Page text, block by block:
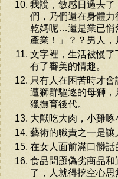
我說，敏感日過去
們，乃們還在身體
乾媽呢…還是業已悄
產業！」？？男人，
文字裡，生活被慢
有了審美的情趣。
只有人在困苦時才
遭獅群驅逐的母獅
獵撫育後代。
大獸吃大肉，小雞
藝術的職責之一是讓
在女人面前滿口髒話
食品問題偽劣商品
了，人就得挖空心思